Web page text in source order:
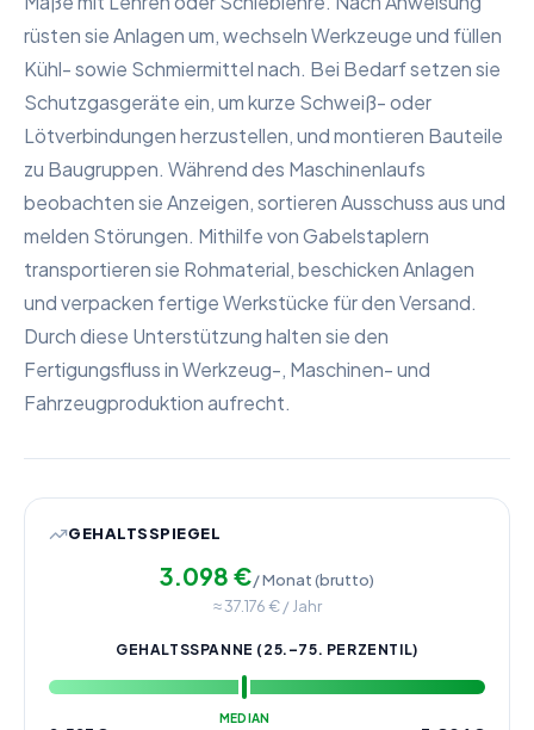
rüsten sie Anlagen um, wechseln Werkzeuge und füllen
Kühl- sowie Schmiermittel nach. Bei Bedarf setzen sie
Schutzgasgeräte ein, um kurze Schweiß- oder
Lötverbindungen herzustellen, und montieren Bauteile
zu Baugruppen. Während des Maschinenlaufs
beobachten sie Anzeigen, sortieren Ausschuss aus und
melden Störungen. Mithilfe von Gabelstaplern
transportieren sie Rohmaterial, beschicken Anlagen
und verpacken fertige Werkstücke für den Versand.
Durch diese Unterstützung halten sie den
Fertigungsfluss in Werkzeug-, Maschinen- und
Fahrzeugproduktion aufrecht.
GEHALTSSPIEGEL
3.098 €/ Monat (brutto)
≈37.176€ / Jahr
GEHALTSSPANNE (25.–75. PERZENTIL)
MEDIAN